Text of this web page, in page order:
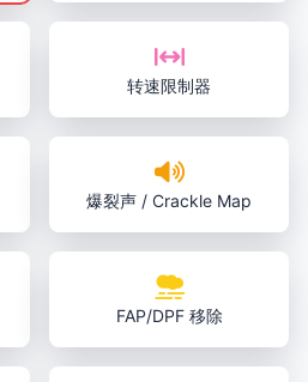
转速限制器
爆裂声 / Crackle Map
FAP/DPF 移除